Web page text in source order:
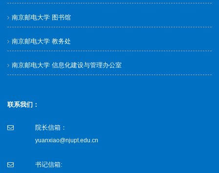
南京邮电大学 图书馆
南京邮电大学 教务处
南京邮电大学 信息化建设与管理办公室
联系我们：
院长信箱：
yuanxiao@njupt.edu.cn
书记信箱: